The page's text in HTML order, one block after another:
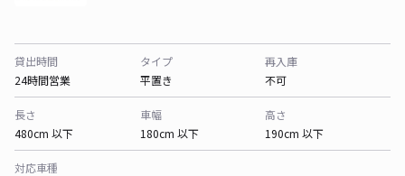
貸出時間
24時間営業
タイプ
平置き
再入庫
不可
長さ
480cm 以下
車幅
180cm 以下
高さ
190cm 以下
対応車種